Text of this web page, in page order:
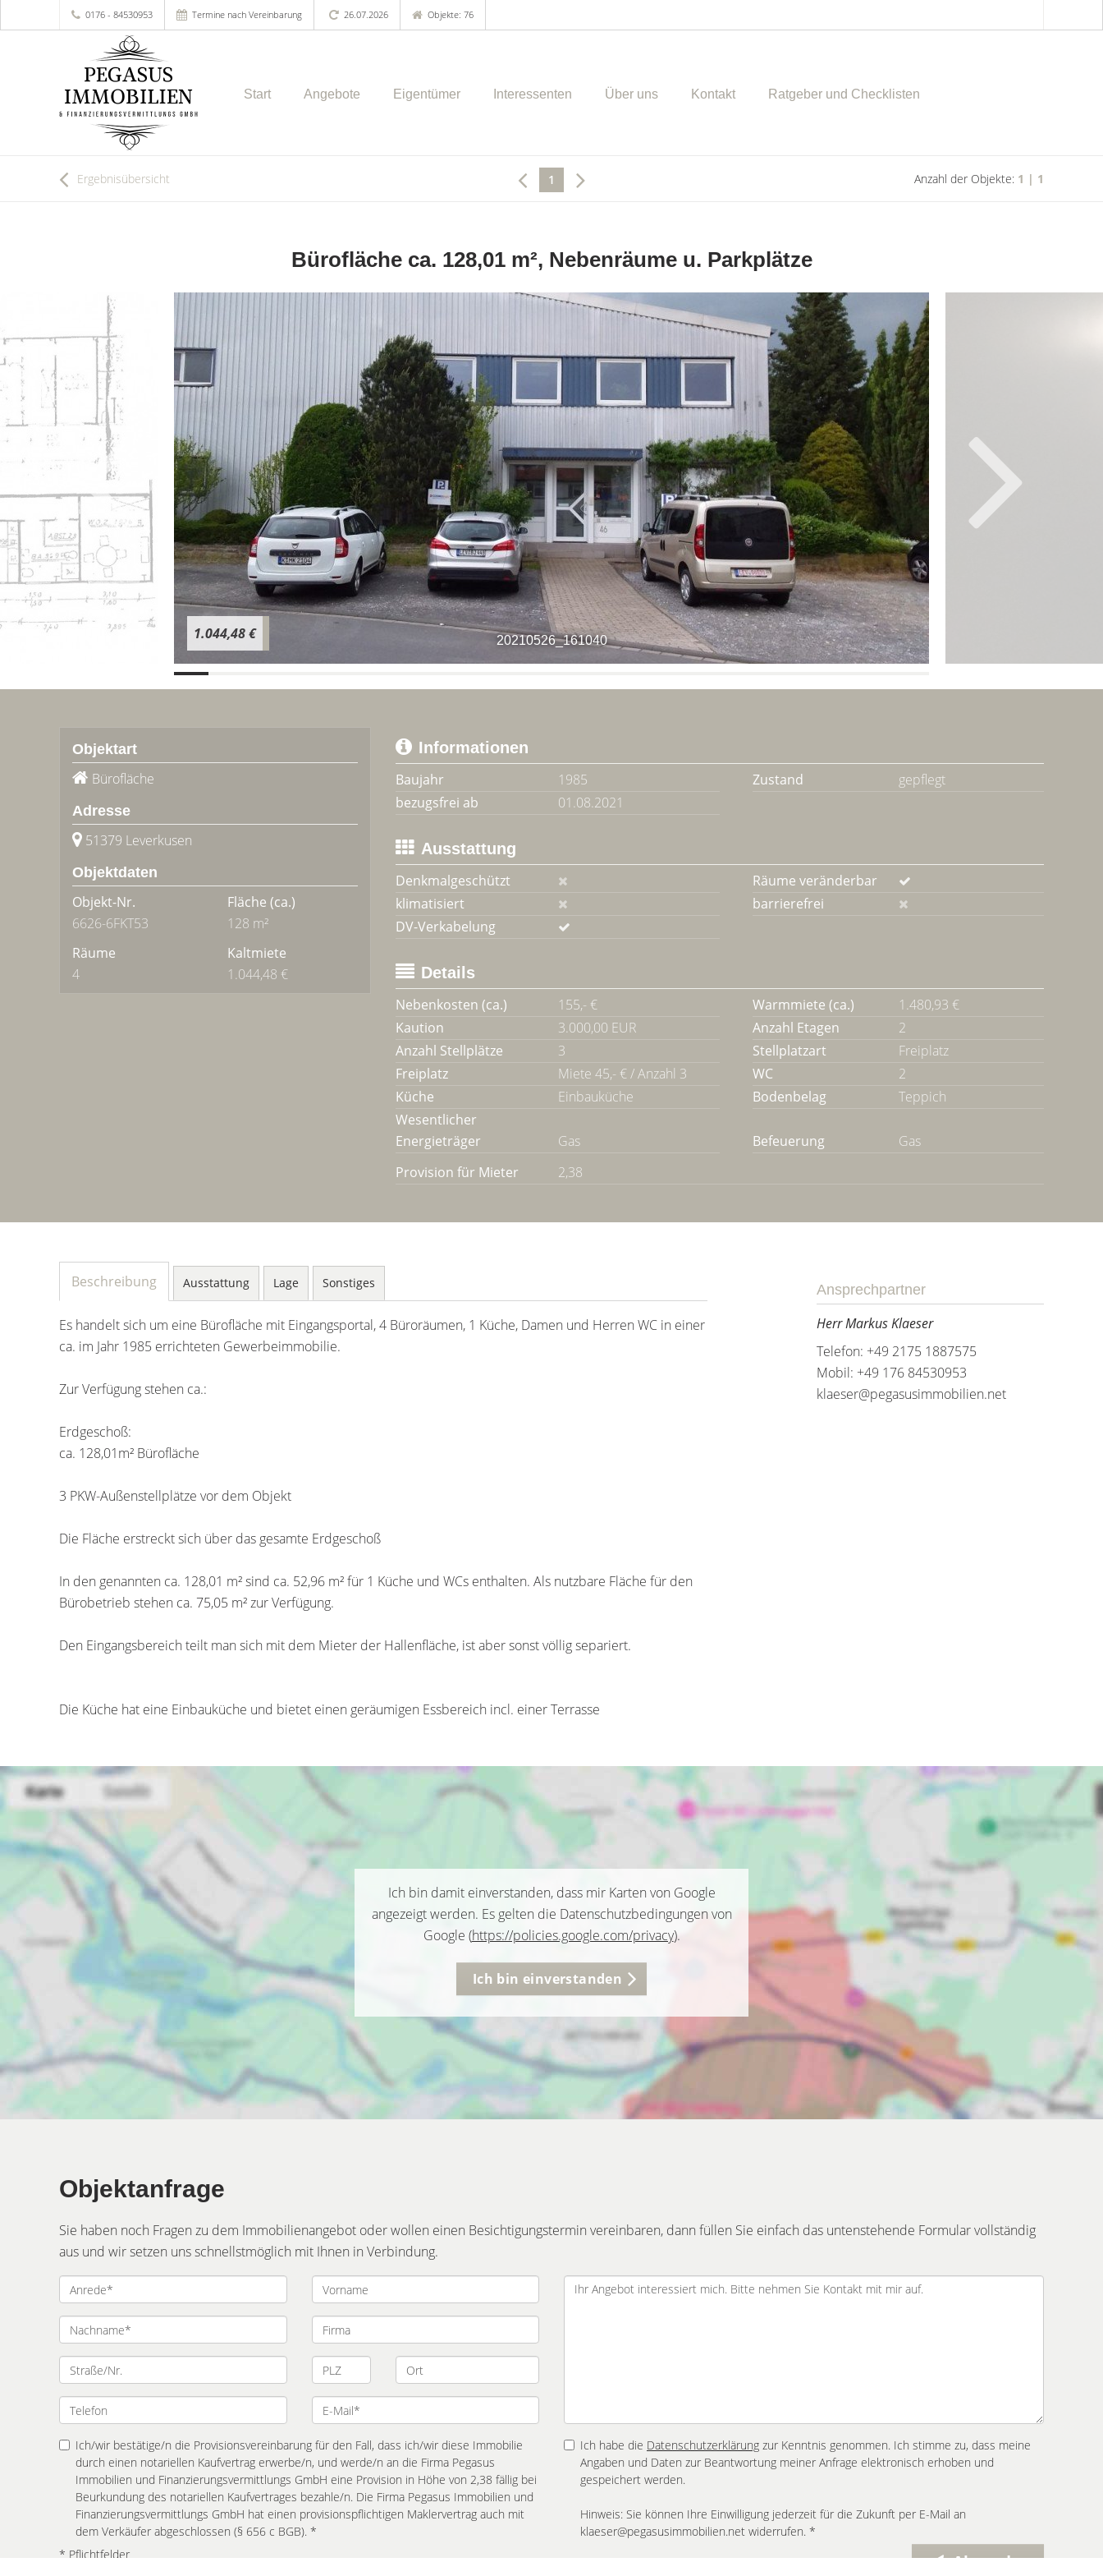
0176 - 84530953 Termine nach Vereinbarung 26.07.2026 Objekte: 76
Start Angebote Eigentümer Interessenten Über uns Kontakt Ratgeber und Checklisten
Ergebnisübersicht 1 Anzahl der Objekte: 1 | 1
Bürofläche ca. 128,01 m², Nebenräume u. Parkplätze
20210526_161040
1.044,48 €
Objektart
Bürofläche
Adresse
51379 Leverkusen
Objektdaten
Objekt-Nr.
6626-6FKT53
Fläche (ca.)
128 m²
Räume
4
Kaltmiete
1.044,48 €
Informationen
Baujahr
1985 Zustand
gepflegt
bezugsfrei ab
01.08.2021
Ausstattung
Denkmalgeschützt
Räume veränderbar
klimatisiert
barrierefrei
DV-Verkabelung
Details
Nebenkosten (ca.)
155,- € Warmmiete (ca.)
1.480,93 €
Kaution
3.000,00 EUR Anzahl Etagen
2
Anzahl Stellplätze
3 Stellplatzart
Freiplatz
Freiplatz
Miete 45,- € / Anzahl 3 WC
2
Küche
Einbauküche Bodenbelag
Teppich
Wesentlicher
Energieträger
Gas Befeuerung
Gas
Provision für Mieter
2,38
Beschreibung Ausstattung Lage Sonstiges
Es handelt sich um eine Bürofläche mit Eingangsportal, 4 Büroräumen, 1 Küche, Damen und Herren WC in einer
ca. im Jahr 1985 errichteten Gewerbeimmobilie.
Zur Verfügung stehen ca.:
Erdgeschoß:
ca. 128,01m² Bürofläche
3 PKW-Außenstellplätze vor dem Objekt
Die Fläche erstreckt sich über das gesamte Erdgeschoß
In den genannten ca. 128,01 m² sind ca. 52,96 m² für 1 Küche und WCs enthalten. Als nutzbare Fläche für den
Bürobetrieb stehen ca. 75,05 m² zur Verfügung.
Den Eingangsbereich teilt man sich mit dem Mieter der Hallenfläche, ist aber sonst völlig separiert.
Die Küche hat eine Einbauküche und bietet einen geräumigen Essbereich incl. einer Terrasse
Ansprechpartner
Herr Markus Klaeser
Telefon: +49 2175 1887575
Mobil: +49 176 84530953
klaeser@pegasusimmobilien.net
Ich bin damit einverstanden, dass mir Karten von Google
angezeigt werden. Es gelten die Datenschutzbedingungen von
Google (https://policies.google.com/privacy).
Ich bin einverstanden
Objektanfrage
Sie haben noch Fragen zu dem Immobilienangebot oder wollen einen Besichtigungstermin vereinbaren, dann füllen Sie einfach das untenstehende Formular vollständig
aus und wir setzen uns schnellstmöglich mit Ihnen in Verbindung.
Ich/wir bestätige/n die Provisionsvereinbarung für den Fall, dass ich/wir diese Immobilie
durch einen notariellen Kaufvertrag erwerbe/n, und werde/n an die Firma Pegasus
Immobilien und Finanzierungsvermittlungs GmbH eine Provision in Höhe von 2,38 fällig bei
Beurkundung des notariellen Kaufvertrages bezahle/n. Die Firma Pegasus Immobilien und
Finanzierungsvermittlungs GmbH hat einen provisionspflichtigen Maklervertrag auch mit
dem Verkäufer abgeschlossen (§ 656 c BGB). *
Ich habe die Datenschutzerklärung zur Kenntnis genommen. Ich stimme zu, dass meine
Angaben und Daten zur Beantwortung meiner Anfrage elektronisch erhoben und
gespeichert werden.
Hinweis: Sie können Ihre Einwilligung jederzeit für die Zukunft per E-Mail an
klaeser@pegasusimmobilien.net widerrufen. *
* Pflichtfelder
Absenden